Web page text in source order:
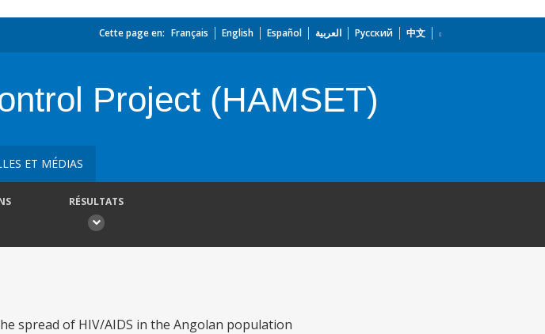
Cette page en: Français English Español العربية Русский 中文
Project (HAMSET)
ET MÉDIAS
RÉSULTATS
spread of HIV/AIDS in the Angolan population